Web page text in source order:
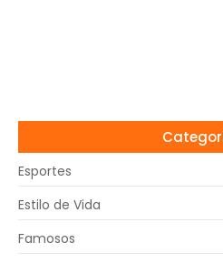
Esportes
Estilo de Vida
Famosos